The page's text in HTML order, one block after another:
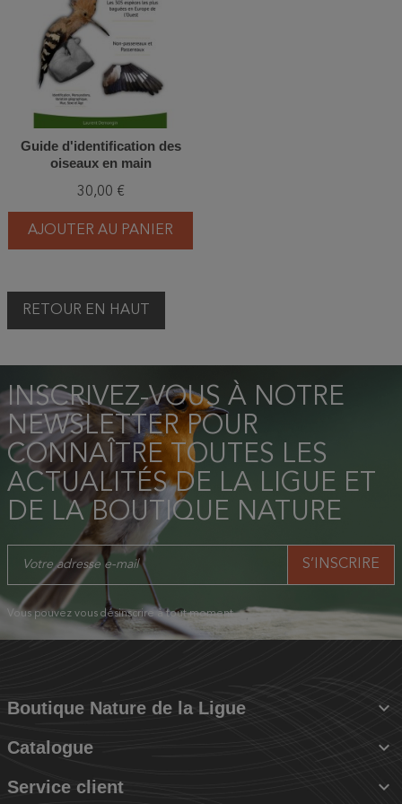
Guide d'identification des
oiseaux en main
30,00 €
AJOUTER AU PANIER
RETOUR EN HAUT
INSCRIVEZ-VOUS À NOTRE
NEWSLETTER POUR
CONNAÎTRE TOUTES LES
ACTUALITÉS DE LA LIGUE ET
DE LA BOUTIQUE NATURE
Vous pouvez vous désinscrire à tout moment.
Boutique Nature de la Ligue 
Catalogue 
Service client 